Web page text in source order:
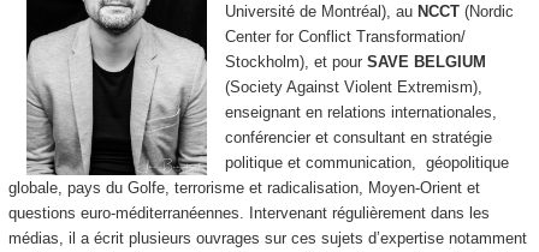
Université de Montréal), au NCCT (Nordic
Center for Conflict Transformation/
Stockholm), et pour SAVE BELGIUM
(Society Against Violent Extremism),
enseignant en relations internationales,
conférencier et consultant en stratégie
politique et communication, géopolitique
globale, pays du Golfe, terrorisme et radicalisation, Moyen-Orient et
questions euro-méditerranéennes. Intervenant régulièrement dans les
médias, il a écrit plusieurs ouvrages sur ces sujets d’expertise notamment